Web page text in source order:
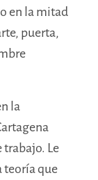
en la mitad
puerta,
la
trabajo. Le
teoría que